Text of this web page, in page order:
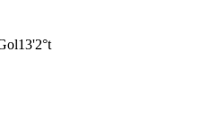
13'2°t